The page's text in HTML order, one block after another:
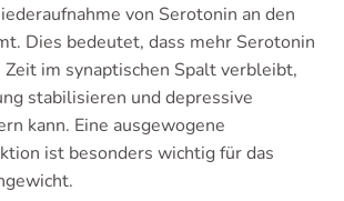
von Serotonin an den
Dies bedeutet, dass mehr Serotonin
im synaptischen Spalt verbleibt,
stabilisieren und depressive
kann. Eine ausgewogene
ist besonders wichtig für das